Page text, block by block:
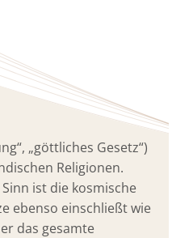
„göttliches Gesetz“)
Religionen.
ist die kosmische
ebenso einschließt wie
das gesamte